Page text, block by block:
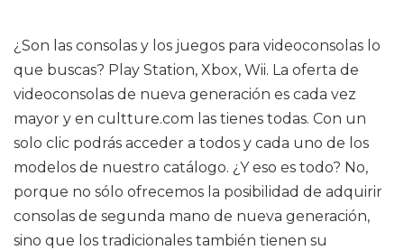
¿Son las consolas y los juegos para videoconsolas lo
que buscas? Play Station, Xbox, Wii. La oferta de
videoconsolas de nueva generación es cada vez
mayor y en cultture.com las tienes todas. Con un
solo clic podrás acceder a todos y cada uno de los
modelos de nuestro catálogo. ¿Y eso es todo? No,
porque no sólo ofrecemos la posibilidad de adquirir
consolas de segunda mano de nueva generación,
sino que los tradicionales también tienen su